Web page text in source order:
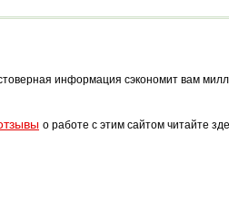
информация сэкономит вам
о работе с этим сайтом читайте